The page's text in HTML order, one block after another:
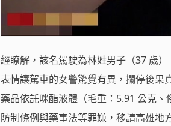
經瞭解，該名駕駛為林姓男子（37 歲
表情讓駕車的女警驚覺有異，攔停後果
藥品依託咪酯液體（毛重：5.91 公克
防制條例與藥事法等罪嫌，移請高雄地